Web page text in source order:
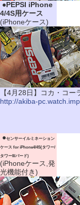
●PEPSI iPhone
4/4S用ケース
(iPhoneケース)
【4月28日】コカ・コ
http://akiba-
●センサーイルミネーション
ケース for iPhone4/4S(タワー/
タワーII/バード)
(iPhoneケース,発
光機能付き)